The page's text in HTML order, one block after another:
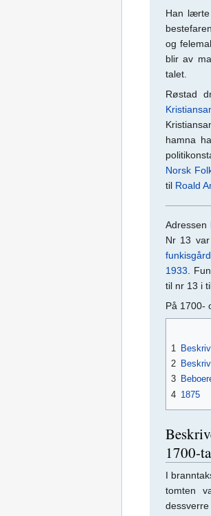
Han
og
blir av
talet.
Røstad
hamna
Norsk
til Roald
Adressen
Nr 13
funkisgård
1933 .
til nr 13 i
På 1700-
1
2
3
4 1875
1700-
I
tomten